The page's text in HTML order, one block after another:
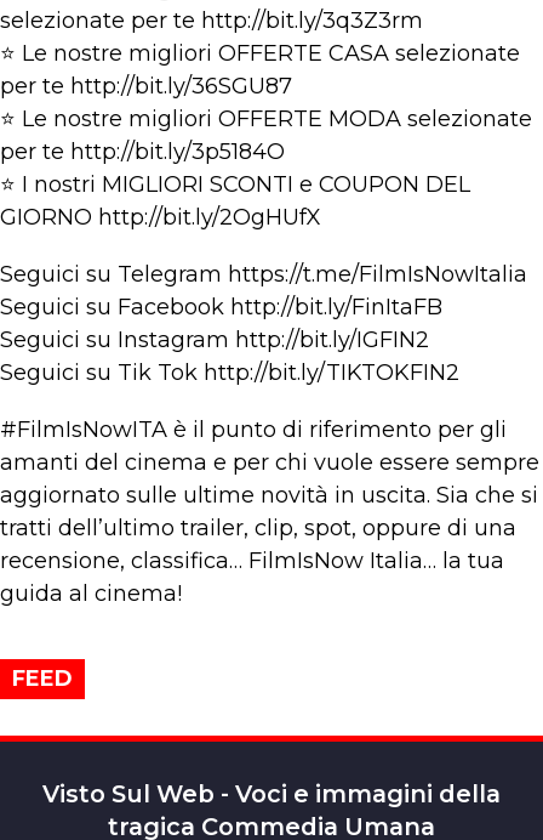
selezionate per te http://bit.ly/3q3Z3rm
⭐ Le nostre migliori OFFERTE CASA selezionate
per te http://bit.ly/36SGU87
⭐ Le nostre migliori OFFERTE MODA selezionate
per te http://bit.ly/3p5184O
⭐ I nostri MIGLIORI SCONTI e COUPON DEL
GIORNO http://bit.ly/2OgHUfX
Seguici su Telegram https://t.me/FilmIsNowItalia
Seguici su Facebook http://bit.ly/FinItaFB
Seguici su Instagram http://bit.ly/IGFIN2
Seguici su Tik Tok http://bit.ly/TIKTOKFIN2
#FilmIsNowITA è il punto di riferimento per gli
amanti del cinema e per chi vuole essere sempre
aggiornato sulle ultime novità in uscita. Sia che si
tratti dell’ultimo trailer, clip, spot, oppure di una
recensione, classifica… FilmIsNow Italia… la tua
guida al cinema!
FEED
Visto Sul Web - Voci e immagini della
tragica Commedia Umana